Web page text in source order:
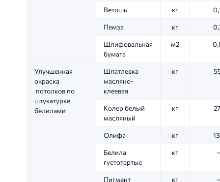
Ветошь кг
Пемза кг
Шлифовальная
бумага
м2
Улучшенная
окраска
потолков по
штукатурке
белилами
Шпатлевка
масляно-
клеевая
кг
Колер белый
масляный
кг
Олифа кг
Белила
густотертые
кг
Пигмент
кг